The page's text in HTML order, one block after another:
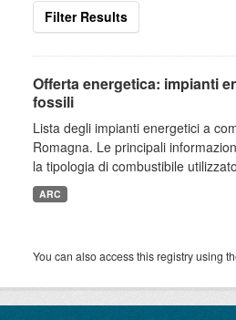
Filter Results
Offerta energetica: impianti
fossili
Lista degli impianti energetici a
Romagna. Le principali
la tipologia di combustibile
ARC
You can also access this registry using